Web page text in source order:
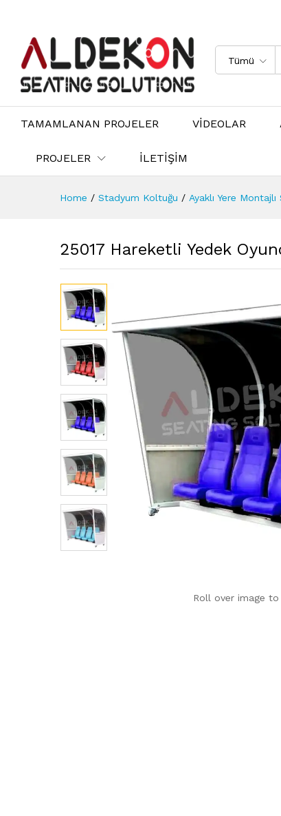
Tümü
TAMAMLANAN PROJELER VİDEOLAR
PROJELER İLETİŞİM
Home / Stadyum Koltuğu / Ayaklı Yere
25017 Hareketli Yedek
Roll over image